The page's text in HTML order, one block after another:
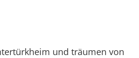
und träumen von